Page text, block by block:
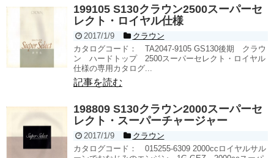
199105 S130クラウン2500スーパーセ
レクト・ロイヤル仕様
2017/1/9
クラウン
カタログコード： TA2047-9105 GS130後期 クラウ
ン ハードトップ 2500スーパーセレクト・ロイヤル
仕様の専用カタログ...
記事を読む
198809 S130クラウン2000スーパーセ
レクト・スーパーチャージャー
2017/1/9
クラウン
カタログコード： 015255-6309 2000ccロイヤルサル